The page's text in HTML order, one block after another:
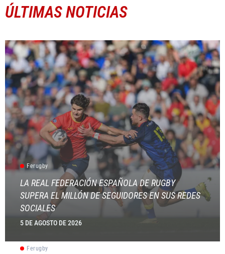
ÚLTIMAS NOTICIAS
Ferugby
LA REAL FEDERACIÓN ESPAÑOLA DE RUGBY
SUPERA EL MILLÓN DE SEGUIDORES EN SUS REDES
SOCIALES
5 DE AGOSTO DE 2026
Ferugby